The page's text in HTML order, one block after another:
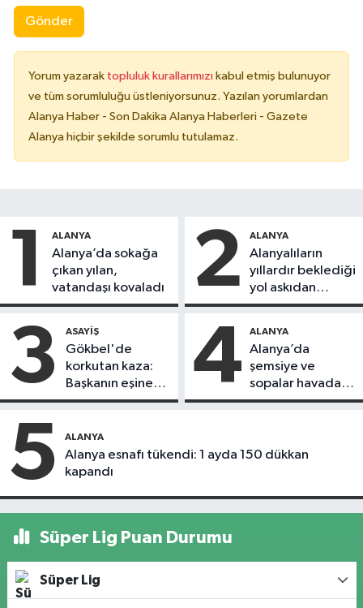
Gönder
Yorum yazarak topluluk kurallarımızı kabul etmiş bulunuyor
ve tüm sorumluluğu üstleniyorsunuz. Yazılan yorumlardan
Alanya Haber - Son Dakika Alanya Haberleri - Gazete
Alanya hiçbir şekilde sorumlu tutulamaz.
1 ALANYA
Alanya’da sokağa
çıkan yılan,
vatandaşı kovaladı
2 ALANYA
Alanyalıların
yıllardır beklediği
yol askıdan
döndü
3 ASAYIŞ
Gökbel'de
korkutan kaza:
Başkanın eşine
motosiklet çarptı
4 ALANYA
Alanya’da
şemsiye ve
sopalar havada
uçuştu
5 ALANYA
Alanya esnafı tükendi: 1 ayda 150 dükkan
kapandı
Süper Lig Puan Durumu
Süper Lig